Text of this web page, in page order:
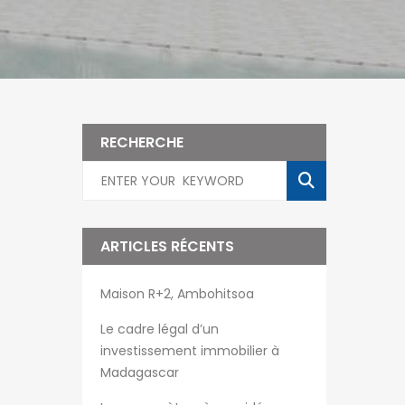
RECHERCHE
ARTICLES RÉCENTS
Maison R+2, Ambohitsoa
Le cadre légal d’un
investissement immobilier à
Madagascar